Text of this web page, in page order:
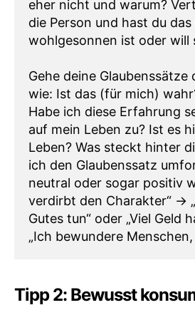
eher nicht und warum?
die Person und hast du
wohlgesonnen ist oder will
Gehe deine
wie: Ist das (für mich)
Habe ich diese Erfahrung
auf mein Leben zu? Ist es
Leben? Was steckt hinter
ich den Glaubenssatz
neutral oder sogar positiv
verdirbt den Charakter“ ->
Gutes tun“ oder „Viel Geld
„Ich bewundere
Tipp 2: Bewusst